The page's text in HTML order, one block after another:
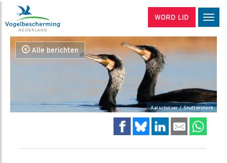
WORD LID
Alle berichten
Aalscholver / Shutterstock